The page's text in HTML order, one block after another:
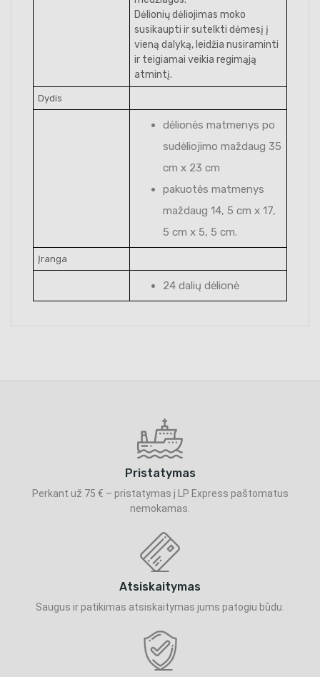
Dėlionių dėliojimas moko
susikaupti ir sutelkti dėmesį į
vieną dalyką, leidžia nusiraminti
ir teigiamai veikia regimąją
atmintį.
Dydis
dėlionės matmenys po
sudėliojimo maždaug 35
cm x 23 cm
pakuotės matmenys
maždaug 14, 5 cm x 17,
5 cm x 5, 5 cm.
Įranga
24 dalių dėlionė
Pristatymas
Perkant už 75 € – pristatymas į LP Express paštomatus
nemokamas.
Atsiskaitymas
Saugus ir patikimas atsiskaitymas jums patogiu būdu.